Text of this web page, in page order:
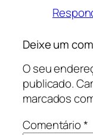
Deixe um
O seu
publicado.
marcados
Comentário*